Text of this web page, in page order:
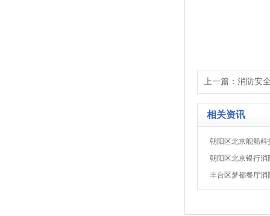
上一篇： 消防安
相关资讯
朝阳区北京舰船科
朝阳区北京银行消
丰台区梦都餐厅消